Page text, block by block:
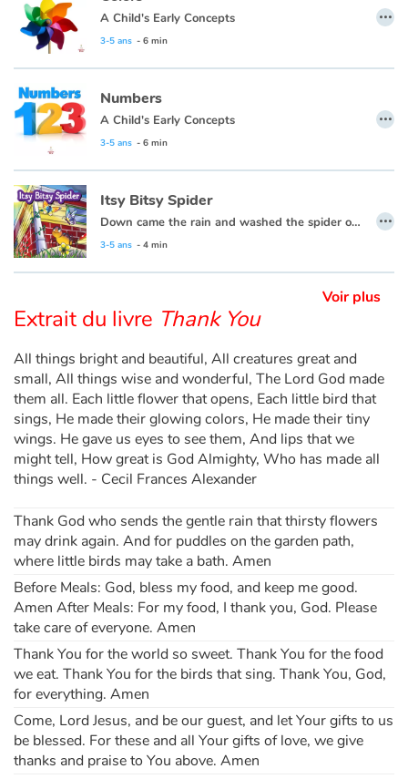
Apprendre les langues
Dyslexie, troubles de la lecture
Nos listes de lecture
Les plus lus
Coups de coeur
A Child's Early Concepts
3-5 ans - 6 min
…
Numbers
A Child's Early Concepts
3-5 ans - 6 min
…
Itsy Bitsy Spider
Down came the rain and washed the spider out.
3-5 ans - 4 min
…
Voir plus
Extrait du livre Thank You
All things bright and beautiful, All creatures great and
small, All things wise and wonderful, The Lord God made
them all. Each little flower that opens, Each little bird that
sings, He made their glowing colors, He made their tiny
wings. He gave us eyes to see them, And lips that we
might tell, How great is God Almighty, Who has made all
things well. - Cecil Frances Alexander
Thank God who sends the gentle rain that thirsty flowers
may drink again. And for puddles on the garden path,
where little birds may take a bath. Amen
Before Meals: God, bless my food, and keep me good.
Amen After Meals: For my food, I thank you, God. Please
take care of everyone. Amen
Thank You for the world so sweet. Thank You for the food
we eat. Thank You for the birds that sing. Thank You, God,
for everything. Amen
Come, Lord Jesus, and be our guest, and let Your gifts to us
be blessed. For these and all Your gifts of love, we give
thanks and praise to You above. Amen